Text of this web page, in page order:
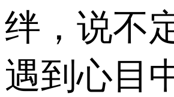
绊，说不
遇到心目